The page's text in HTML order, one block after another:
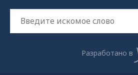
Разработано в